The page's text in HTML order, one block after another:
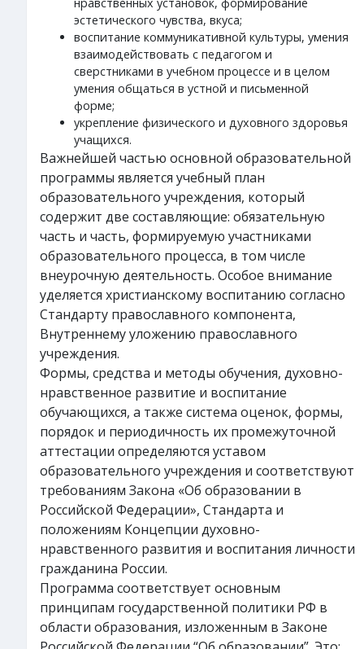
нравственных установок, формирование
эстетического чувства, вкуса;
воспитание коммуникативной культуры, умения
взаимодействовать с педагогом и
сверстниками в учебном процессе и в целом
умения общаться в устной и письменной
форме;
укрепление физического и духовного здоровья
учащихся.
Важнейшей частью основной образовательной
программы является учебный план
образовательного учреждения, который
содержит две составляющие: обязательную
часть и часть, формируемую участниками
образовательного процесса, в том числе
внеурочную деятельность. Особое внимание
уделяется христианскому воспитанию согласно
Стандарту православного компонента,
Внутреннему уложению православного
учреждения.
Формы, средства и методы обучения, духовно-
нравственное развитие и воспитание
обучающихся, а также система оценок, формы,
порядок и периодичность их промежуточной
аттестации определяются уставом
образовательного учреждения и соответствуют
требованиям Закона «Об образовании в
Российской Федерации», Стандарта и
положениям Концепции духовно-
нравственного развития и воспитания личности
гражданина России.
Программа соответствует основным
принципам государственной политики РФ в
области образования, изложенным в Законе